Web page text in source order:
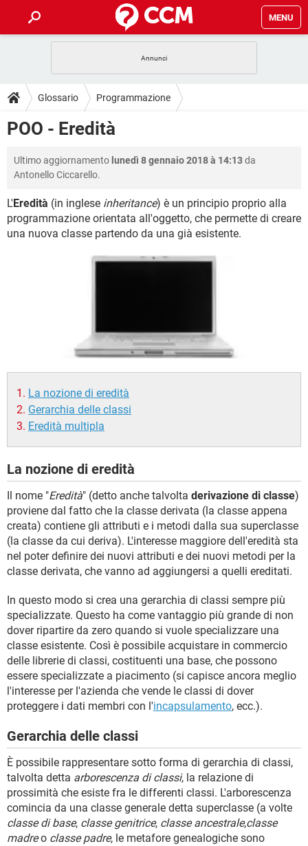
MENU
INTRATTENIMENTO ANDROID
iOS
TIKTOK
GUIDE
COVID-19 GAMING
INTRATTENIMENTO
iOS WINDOWS 10
TIKTOK FACEBOOK
HARDWARE
DOWNLOAD
INTRATTENIMENTO
INSTAGRAM WHATSAPP
FACEBOOK
FORUM
INTRATTENIMENTO ANDROID
iOS WINDOWS 10
WHATSAPP
COVID-19 GAMING
ANDROID
Glossario Programmazione
Programmazione Orientata Oggetto
POO - Eredità
Ultimo aggiornamento lunedì 8 gennaio 2018 à 14:13da
Antonello Ciccarello.
L'Eredità (in inglese inheritance) è un principio proprio alla
programmazione orientata all'oggetto, che permette di creare
una nuova classe partendo da una già esistente.
La nozione di eredità
Gerarchia delle classi
Eredità multipla
La nozione di eredità
Il nome "Eredità" (detto anche talvolta derivazione di classe)
proviene dal fatto che la classe derivata (la classe appena
creata) contiene gli attributi e i metodi dalla sua superclasse
(la classe da cui deriva). L'interesse maggiore dell'eredità sta
nel poter definire dei nuovi attributi e dei nuovi metodi per la
classe derivata, che vanno ad aggiungersi a quelli ereditati.
In questo modo si crea una gerarchia di classi sempre più
specializzate. Questo ha come vantaggio più grande di non
dover ripartire da zero quando si vuole specializzare una
classe esistente. Così è possibile acquistare in commercio
delle librerie di classi, costituenti una base, che possono
essere specializzate a piacimento (si capisce ancora meglio
l'interesse per l'azienda che vende le classi di dover
proteggere i dati membri con l'incapsulamento, ecc.).
Gerarchia delle classi
È possibile rappresentare sotto forma di gerarchia di classi,
talvolta detta arborescenza di classi, la relazione di
prossimità che esiste fra le differenti classi. L'arborescenza
comincia da una classe generale detta superclasse (a volte
classe di base, classe genitrice, classe ancestrale,classe
madreo classe padre, le metafore genealogiche sono